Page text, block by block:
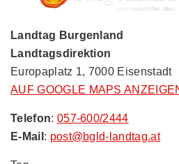
Landtag Burgenland
Landtagsdirektion
Europaplatz 1, 7000 Eisenstadt
AUF GOOGLE MAPS
Telefon: 057-600/2444
E-Mail : post@bgld-landtag.at